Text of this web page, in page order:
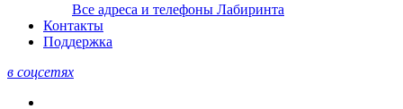
Все адреса и телефоны Лабиринта
Контакты
Поддержка
в соцсетях